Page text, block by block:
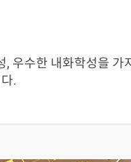
우수한 내화학성을
.